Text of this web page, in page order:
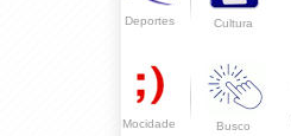
Deportes Cultura
Mocidade
Busco